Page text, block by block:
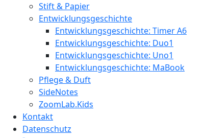
Stift & Papier
Entwicklungsgeschichte
Entwicklungsgeschichte: Timer A6
Entwicklungsgeschichte: Duo1
Entwicklungsgeschichte: Uno1
Entwicklungsgeschichte: MaBook
Pflege & Duft
SideNotes
ZoomLab.Kids
Kontakt
Datenschutz